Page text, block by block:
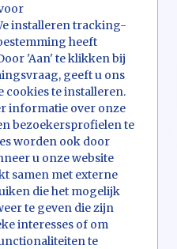
installeren tracking-
heeft
'Aan' te klikken bij
geeft u ons
cookies te installeren.
informatie over onze
bezoekersprofielen te
worden ook door
u onze website
samen met externe
die het mogelijk
te geven die zijn
interesses of om
te